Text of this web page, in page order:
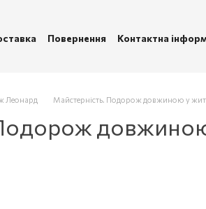
Повернення
Контактна
Леонард Майстерність. Подорож довжиною у
Подорож